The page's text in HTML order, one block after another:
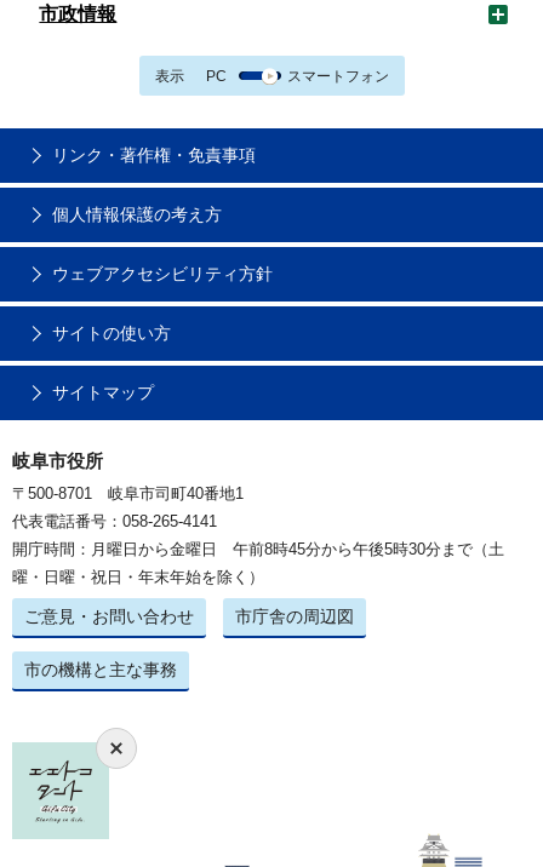
市政情報
表示 PC スマートフォン
リンク・著作権・免責事項
個人情報保護の考え方
ウェブアクセシビリティ方針
サイトの使い方
サイトマップ
岐阜市役所
〒500-8701 岐阜市司町40番地1
代表電話番号：058-265-4141
開庁時間：月曜日から金曜日 午前8時45分から午後5時30分まで（土
曜・日曜・祝日・年末年始を除く）
ご意見・お問い合わせ 市庁舎の周辺図
市の機構と主な事務